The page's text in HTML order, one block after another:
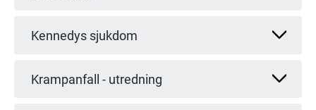
Kennedys sjukdom
Krampanfall - utredning